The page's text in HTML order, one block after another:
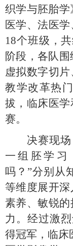
织学与胚胎学
医学、法医
18个班级，
阶段，各队围
虚拟数字切
教学改革热
拔，临床医
赛。
决赛现
一组胚学习
吗？”分别从
等维度展开
素养、敏锐
力。经过激
得冠军，临床